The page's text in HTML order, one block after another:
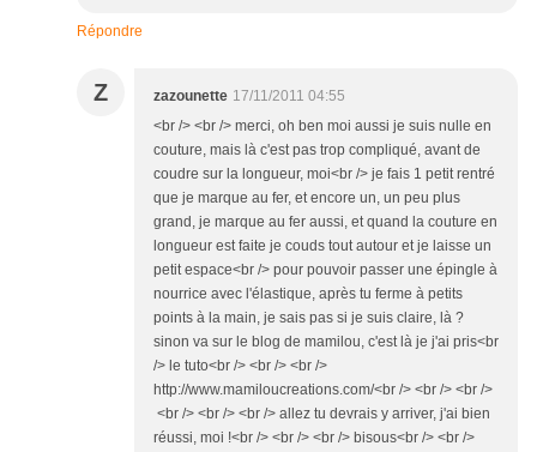
Répondre
Z zazounette 17/11/2011 04:55
<br /> <br /> merci, oh ben moi aussi je suis nulle en
couture, mais là c'est pas trop compliqué, avant de
coudre sur la longueur, moi<br /> je fais 1 petit rentré
que je marque au fer, et encore un, un peu plus
grand, je marque au fer aussi, et quand la couture en
longueur est faite je couds tout autour et je laisse un
petit espace<br /> pour pouvoir passer une épingle à
nourrice avec l'élastique, après tu ferme à petits
points à la main, je sais pas si je suis claire, là ?
sinon va sur le blog de mamilou, c'est là je j'ai pris<br
/> le tuto<br /> <br /> <br />
http://www.mamiloucreations.com/<br /> <br /> <br />
<br /> <br /> <br /> allez tu devrais y arriver, j'ai bien
réussi, moi !<br /> <br /> <br /> bisous<br /> <br />